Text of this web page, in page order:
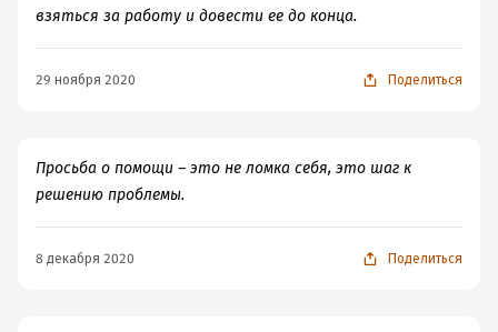
взяться за работу и довести ее до конца.
29 ноября 2020 Поделиться
Просьба о помощи – это не ломка себя, это шаг к
решению проблемы.
8 декабря 2020 Поделиться